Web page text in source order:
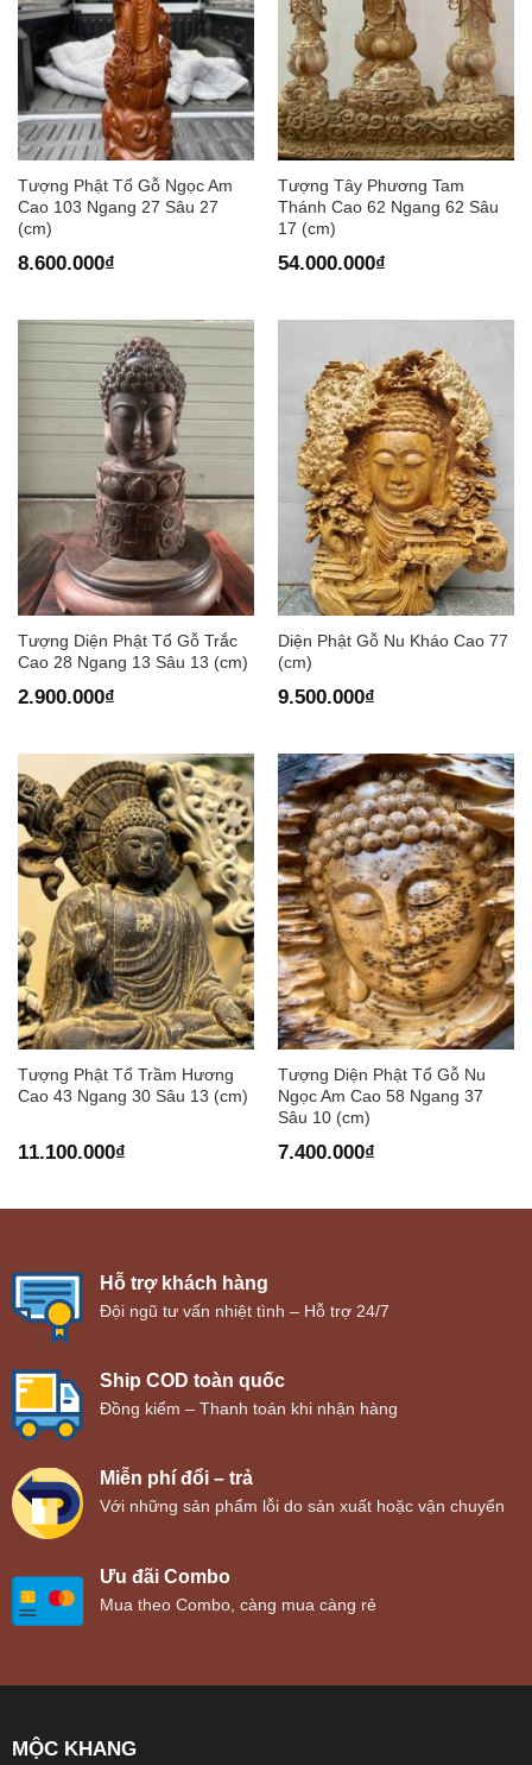
Tượng Phật Tổ Gỗ Ngọc Am
Cao 103 Ngang 27 Sâu 27
(cm)
8.600.000₫
Tượng Tây Phương Tam
Thánh Cao 62 Ngang 62 Sâu
17 (cm)
54.000.000₫
Tượng Diện Phật Tổ Gỗ Trắc
Cao 28 Ngang 13 Sâu 13 (cm)
2.900.000₫
Diện Phật Gỗ Nu Kháo Cao 77
(cm)
9.500.000₫
Tượng Phật Tổ Trầm Hương
Cao 43 Ngang 30 Sâu 13 (cm)
11.100.000₫
Tượng Diện Phật Tổ Gỗ Nu
Ngọc Am Cao 58 Ngang 37
Sâu 10 (cm)
7.400.000₫
Hỗ trợ khách hàng
Đội ngũ tư vấn nhiệt tình – Hỗ trợ 24/7
Ship COD toàn quốc
Đồng kiểm – Thanh toán khi nhận hàng
Miễn phí đổi – trả
Với những sản phẩm lỗi do sản xuất hoặc vận chuyển
Ưu đãi Combo
Mua theo Combo, càng mua càng rẻ
MỘC KHANG